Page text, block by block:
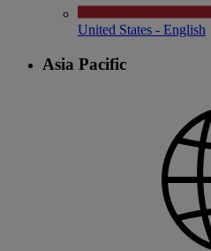
United States - English
Asia Pacific